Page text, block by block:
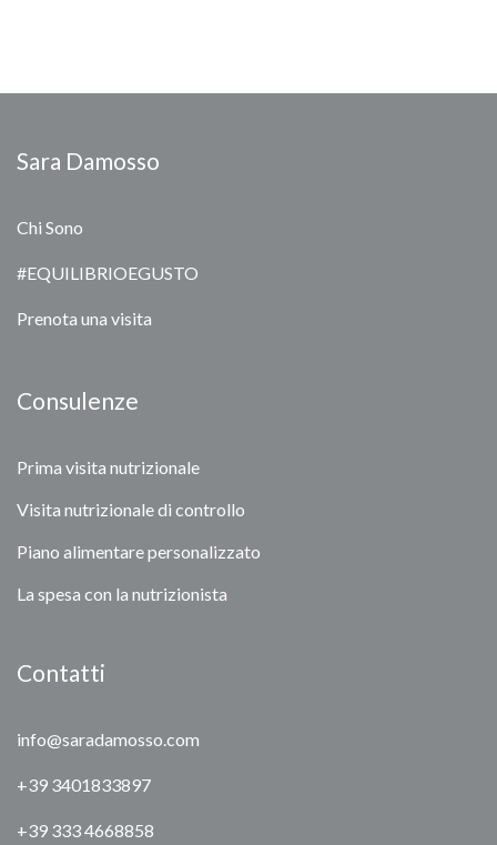
Sara Damosso
Chi Sono
#EQUILIBRIOEGUSTO
Prenota una visita
Consulenze
Prima visita nutrizionale
Visita nutrizionale di controllo
Piano alimentare personalizzato
La spesa con la nutrizionista
Contatti
info@saradamosso.com
+39 3401833897
+39 333 4668858